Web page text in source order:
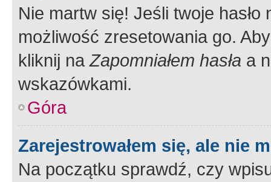
Nie martw się! Jeśli twoje
możliwość zresetowania go.
kliknij naZapomniałem hasła a
wskazówkami.
Góra
Zarejestrowałem się, ale nie
Na początku sprawdź, czy